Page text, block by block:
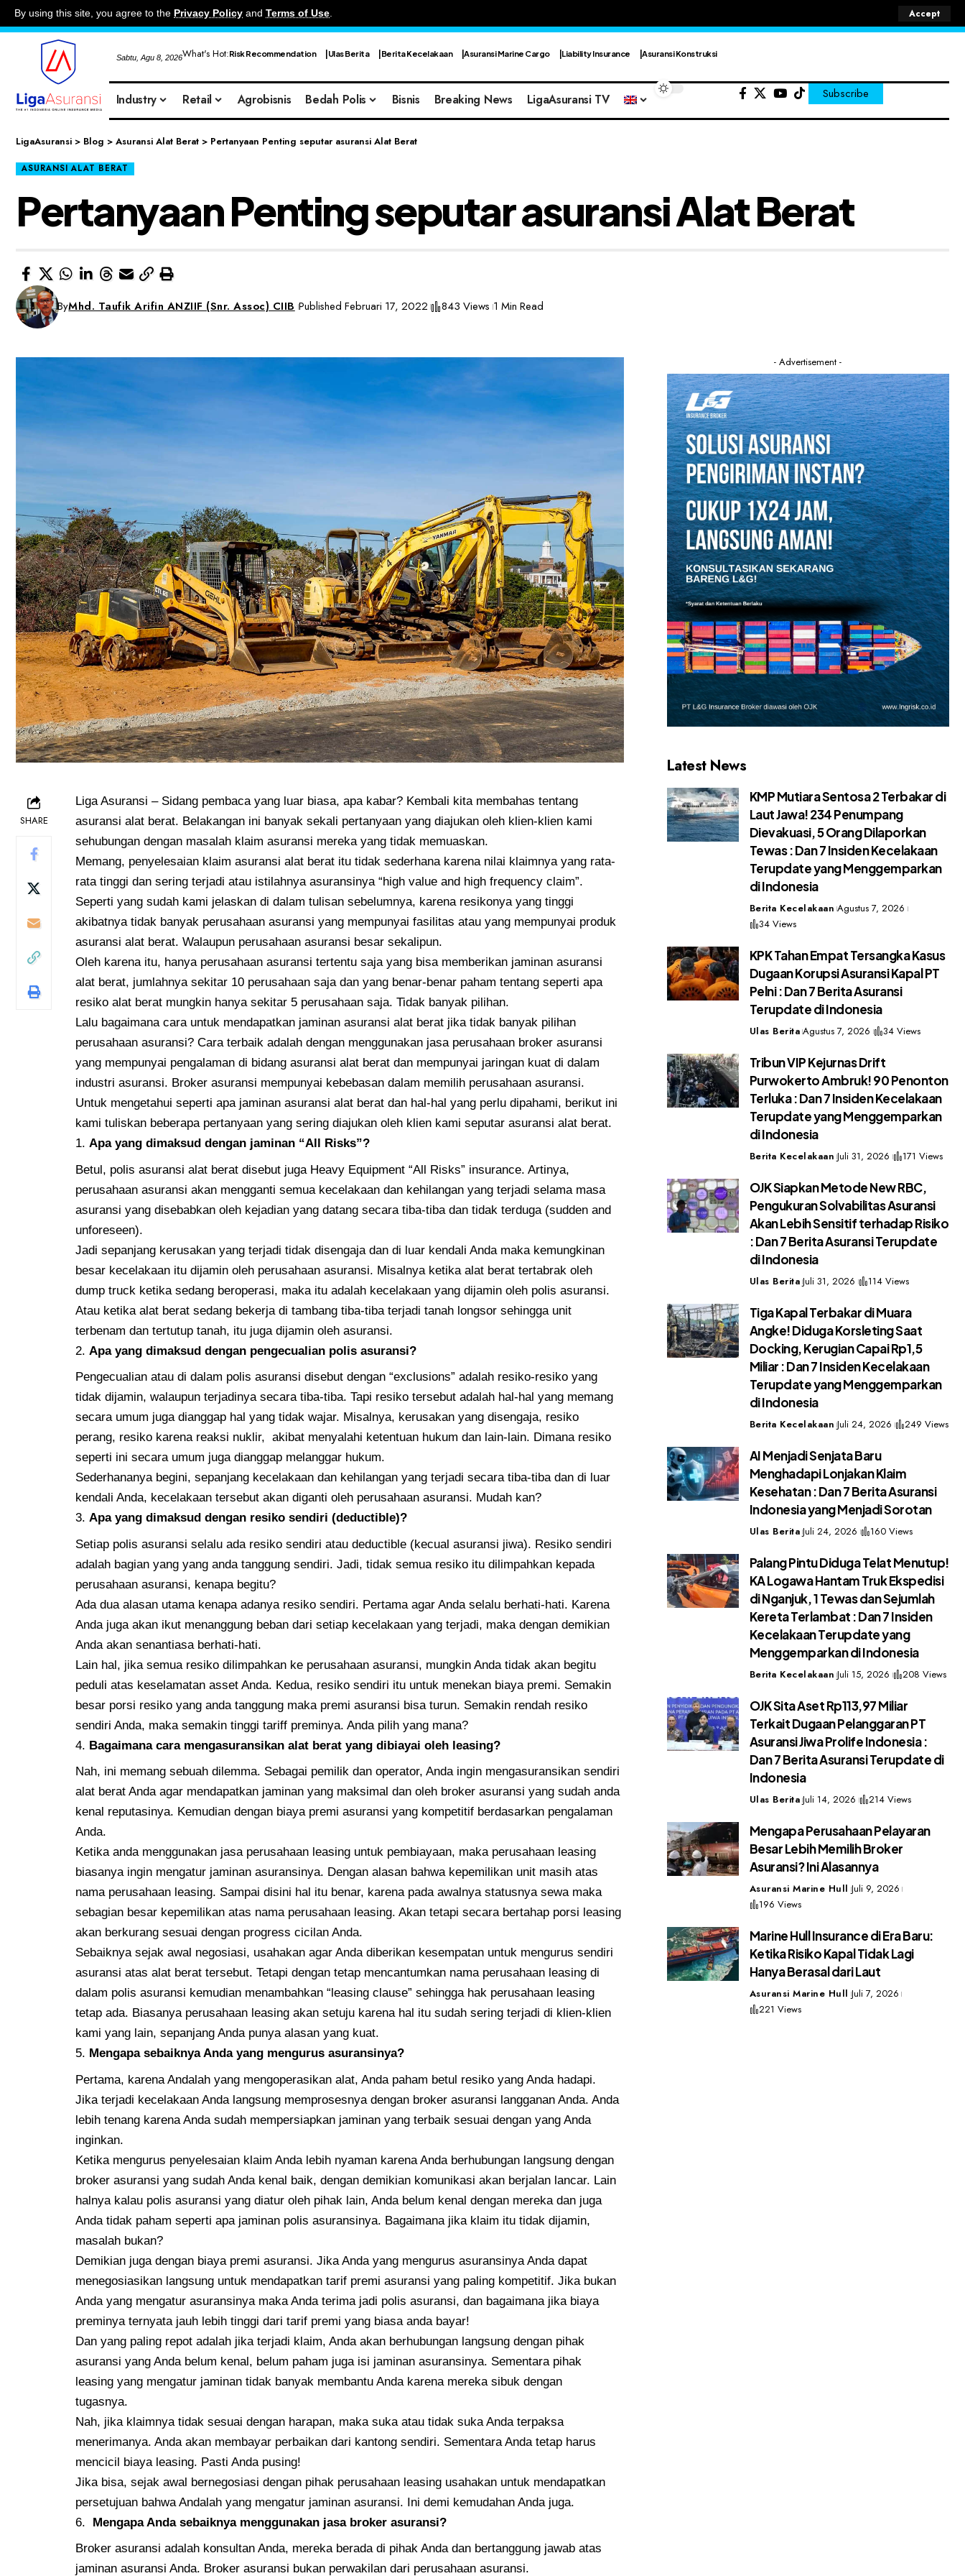
By using this site, you agree to the Privacy Policy and Terms of Use. Accept
Sabtu, Agu 8, 2026What's Hot:Risk Recommendation Ulas Berita Berita Kecelakaan Asuransi Marine Cargo Liability Insurance Asuransi Konstruksi
Industry Retail Agrobisnis Bedah Polis Bisnis Breaking News LigaAsuransi TV Subscribe
LigaAsuransi > Blog > Asuransi Alat Berat > Pertanyaan Penting seputar asuransi Alat Berat
ASURANSI ALAT BERAT
Pertanyaan Penting seputar asuransi Alat Berat
ByMhd. Taufik Arifin ANZIIF (Snr. Assoc) CIIB Published Februari 17, 2022 843 Views 1 Min Read
SHARE
Liga Asuransi – Sidang pembaca yang luar biasa, apa kabar? Kembali kita membahas tentang
asuransi alat berat. Belakangan ini banyak sekali pertanyaan yang diajukan oleh klien-klien kami
sehubungan dengan masalah klaim asuransi mereka yang tidak memuaskan.
Memang, penyelesaian klaim asuransi alat berat itu tidak sederhana karena nilai klaimnya yang rata-
rata tinggi dan sering terjadi atau istilahnya asuransinya “high value and high frequency claim”.
Seperti yang sudah kami jelaskan di dalam tulisan sebelumnya, karena resikonya yang tinggi
akibatnya tidak banyak perusahaan asuransi yang mempunyai fasilitas atau yang mempunyai produk
asuransi alat berat. Walaupun perusahaan asuransi besar sekalipun.
Oleh karena itu, hanya perusahaan asuransi tertentu saja yang bisa memberikan jaminan asuransi
alat berat, jumlahnya sekitar 10 perusahaan saja dan yang benar-benar paham tentang seperti apa
resiko alat berat mungkin hanya sekitar 5 perusahaan saja. Tidak banyak pilihan.
Lalu bagaimana cara untuk mendapatkan jaminan asuransi alat berat jika tidak banyak pilihan
perusahaan asuransi? Cara terbaik adalah dengan menggunakan jasa perusahaan broker asuransi
yang mempunyai pengalaman di bidang asuransi alat berat dan mempunyai jaringan kuat di dalam
industri asuransi. Broker asuransi mempunyai kebebasan dalam memilih perusahaan asuransi.
Untuk mengetahui seperti apa jaminan asuransi alat berat dan hal-hal yang perlu dipahami, berikut ini
kami tuliskan beberapa pertanyaan yang sering diajukan oleh klien kami seputar asuransi alat berat.
Apa yang dimaksud dengan jaminan “All Risks”?
Betul, polis asuransi alat berat disebut juga Heavy Equipment “All Risks” insurance. Artinya,
perusahaan asuransi akan mengganti semua kecelakaan dan kehilangan yang terjadi selama masa
asuransi yang disebabkan oleh kejadian yang datang secara tiba-tiba dan tidak terduga (sudden and
unforeseen).
Jadi sepanjang kerusakan yang terjadi tidak disengaja dan di luar kendali Anda maka kemungkinan
besar kecelakaan itu dijamin oleh perusahaan asuransi. Misalnya ketika alat berat tertabrak oleh
dump truck ketika sedang beroperasi, maka itu adalah kecelakaan yang dijamin oleh polis asuransi.
Atau ketika alat berat sedang bekerja di tambang tiba-tiba terjadi tanah longsor sehingga unit
terbenam dan tertutup tanah, itu juga dijamin oleh asuransi.
Apa yang dimaksud dengan pengecualian polis asuransi?
Pengecualian atau di dalam polis asuransi disebut dengan “exclusions” adalah resiko-resiko yang
tidak dijamin, walaupun terjadinya secara tiba-tiba. Tapi resiko tersebut adalah hal-hal yang memang
secara umum juga dianggap hal yang tidak wajar. Misalnya, kerusakan yang disengaja, resiko
perang, resiko karena reaksi nuklir, akibat menyalahi ketentuan hukum dan lain-lain. Dimana resiko
seperti ini secara umum juga dianggap melanggar hukum.
Sederhananya begini, sepanjang kecelakaan dan kehilangan yang terjadi secara tiba-tiba dan di luar
kendali Anda, kecelakaan tersebut akan diganti oleh perusahaan asuransi. Mudah kan?
Apa yang dimaksud dengan resiko sendiri (deductible)?
Setiap polis asuransi selalu ada resiko sendiri atau deductible (kecual asuransi jiwa). Resiko sendiri
adalah bagian yang yang anda tanggung sendiri. Jadi, tidak semua resiko itu dilimpahkan kepada
perusahaan asuransi, kenapa begitu?
Ada dua alasan utama kenapa adanya resiko sendiri. Pertama agar Anda selalu berhati-hati. Karena
Anda juga akan ikut menanggung beban dari setiap kecelakaan yang terjadi, maka dengan demikian
Anda akan senantiasa berhati-hati.
Lain hal, jika semua resiko dilimpahkan ke perusahaan asuransi, mungkin Anda tidak akan begitu
peduli atas keselamatan asset Anda. Kedua, resiko sendiri itu untuk menekan biaya premi. Semakin
besar porsi resiko yang anda tanggung maka premi asuransi bisa turun. Semakin rendah resiko
sendiri Anda, maka semakin tinggi tariff preminya. Anda pilih yang mana?
Bagaimana cara mengasuransikan alat berat yang dibiayai oleh leasing?
Nah, ini memang sebuah dilemma. Sebagai pemilik dan operator, Anda ingin mengasuransikan sendiri
alat berat Anda agar mendapatkan jaminan yang maksimal dan oleh broker asuransi yang sudah anda
kenal reputasinya. Kemudian dengan biaya premi asuransi yang kompetitif berdasarkan pengalaman
Anda.
Ketika anda menggunakan jasa perusahaan leasing untuk pembiayaan, maka perusahaan leasing
biasanya ingin mengatur jaminan asuransinya. Dengan alasan bahwa kepemilikan unit masih atas
nama perusahaan leasing. Sampai disini hal itu benar, karena pada awalnya statusnya sewa maka
sebagian besar kepemilikan atas nama perusahaan leasing. Akan tetapi secara bertahap porsi leasing
akan berkurang sesuai dengan progress cicilan Anda.
Sebaiknya sejak awal negosiasi, usahakan agar Anda diberikan kesempatan untuk mengurus sendiri
asuransi atas alat berat tersebut. Tetapi dengan tetap mencantumkan nama perusahaan leasing di
dalam polis asuransi kemudian menambahkan “leasing clause” sehingga hak perusahaan leasing
tetap ada. Biasanya perusahaan leasing akan setuju karena hal itu sudah sering terjadi di klien-klien
kami yang lain, sepanjang Anda punya alasan yang kuat.
Mengapa sebaiknya Anda yang mengurus asuransinya?
Pertama, karena Andalah yang mengoperasikan alat, Anda paham betul resiko yang Anda hadapi.
Jika terjadi kecelakaan Anda langsung memprosesnya dengan broker asuransi langganan Anda. Anda
lebih tenang karena Anda sudah mempersiapkan jaminan yang terbaik sesuai dengan yang Anda
inginkan.
Ketika mengurus penyelesaian klaim Anda lebih nyaman karena Anda berhubungan langsung dengan
broker asuransi yang sudah Anda kenal baik, dengan demikian komunikasi akan berjalan lancar. Lain
halnya kalau polis asuransi yang diatur oleh pihak lain, Anda belum kenal dengan mereka dan juga
Anda tidak paham seperti apa jaminan polis asuransinya. Bagaimana jika klaim itu tidak dijamin,
masalah bukan?
Demikian juga dengan biaya premi asuransi. Jika Anda yang mengurus asuransinya Anda dapat
menegosiasikan langsung untuk mendapatkan tarif premi asuransi yang paling kompetitif. Jika bukan
Anda yang mengatur asuransinya maka Anda terima jadi polis asuransi, dan bagaimana jika biaya
preminya ternyata jauh lebih tinggi dari tarif premi yang biasa anda bayar!
Dan yang paling repot adalah jika terjadi klaim, Anda akan berhubungan langsung dengan pihak
asuransi yang Anda belum kenal, belum paham juga isi jaminan asuransinya. Sementara pihak
leasing yang mengatur jaminan tidak banyak membantu Anda karena mereka sibuk dengan
tugasnya.
Nah, jika klaimnya tidak sesuai dengan harapan, maka suka atau tidak suka Anda terpaksa
menerimanya. Anda akan membayar perbaikan dari kantong sendiri. Sementara Anda tetap harus
mencicil biaya leasing. Pasti Anda pusing!
Jika bisa, sejak awal bernegosiasi dengan pihak perusahaan leasing usahakan untuk mendapatkan
persetujuan bahwa Andalah yang mengatur jaminan asuransi. Ini demi kemudahan Anda juga.
Mengapa Anda sebaiknya menggunakan jasa broker asuransi?
Broker asuransi adalah konsultan Anda, mereka berada di pihak Anda dan bertanggung jawab atas
jaminan asuransi Anda. Broker asuransi bukan perwakilan dari perusahaan asuransi.
- Advertisement -
Latest News
KMP Mutiara Sentosa 2 Terbakar di
Laut Jawa! 234 Penumpang
Dievakuasi, 5 Orang Dilaporkan
Tewas : Dan 7 Insiden Kecelakaan
Terupdate yang Menggemparkan
di Indonesia
Berita Kecelakaan Agustus 7, 2026
34 Views
KPK Tahan Empat Tersangka Kasus
Dugaan Korupsi Asuransi Kapal PT
Pelni : Dan 7 Berita Asuransi
Terupdate di Indonesia
Ulas Berita Agustus 7, 2026 34 Views
Tribun VIP Kejurnas Drift
Purwokerto Ambruk! 90 Penonton
Terluka : Dan 7 Insiden Kecelakaan
Terupdate yang Menggemparkan
di Indonesia
Berita Kecelakaan Juli 31, 2026 171 Views
OJK Siapkan Metode New RBC,
Pengukuran Solvabilitas Asuransi
Akan Lebih Sensitif terhadap Risiko
: Dan 7 Berita Asuransi Terupdate
di Indonesia
Ulas Berita Juli 31, 2026 114 Views
Tiga Kapal Terbakar di Muara
Angke! Diduga Korsleting Saat
Docking, Kerugian Capai Rp1,5
Miliar : Dan 7 Insiden Kecelakaan
Terupdate yang Menggemparkan
di Indonesia
Berita Kecelakaan Juli 24, 2026 249 Views
AI Menjadi Senjata Baru
Menghadapi Lonjakan Klaim
Kesehatan : Dan 7 Berita Asuransi
Indonesia yang Menjadi Sorotan
Ulas Berita Juli 24, 2026 160 Views
Palang Pintu Diduga Telat Menutup!
KA Logawa Hantam Truk Ekspedisi
di Nganjuk, 1 Tewas dan Sejumlah
Kereta Terlambat : Dan 7 Insiden
Kecelakaan Terupdate yang
Menggemparkan di Indonesia
Berita Kecelakaan Juli 15, 2026 208 Views
OJK Sita Aset Rp113,97 Miliar
Terkait Dugaan Pelanggaran PT
Asuransi Jiwa Prolife Indonesia :
Dan 7 Berita Asuransi Terupdate di
Indonesia
Ulas Berita Juli 14, 2026 214 Views
Mengapa Perusahaan Pelayaran
Besar Lebih Memilih Broker
Asuransi? Ini Alasannya
Asuransi Marine Hull Juli 9, 2026
196 Views
Marine Hull Insurance di Era Baru:
Ketika Risiko Kapal Tidak Lagi
Hanya Berasal dari Laut
Asuransi Marine Hull Juli 7, 2026
221 Views